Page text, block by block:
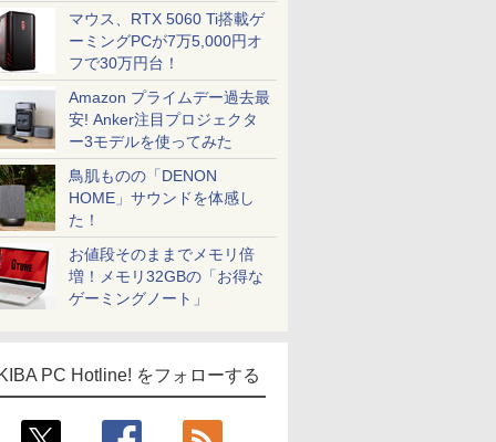
マウス、RTX 5060 Ti搭載ゲ
ーミングPCが7万5,000円オ
フで30万円台！
Amazon プライムデー過去最
安! Anker注目プロジェクタ
ー3モデルを使ってみた
鳥肌ものの「DENON
HOME」サウンドを体感し
た！
お値段そのままでメモリ倍
増！メモリ32GBの「お得な
ゲーミングノート」
PC Hotline! をフォローする